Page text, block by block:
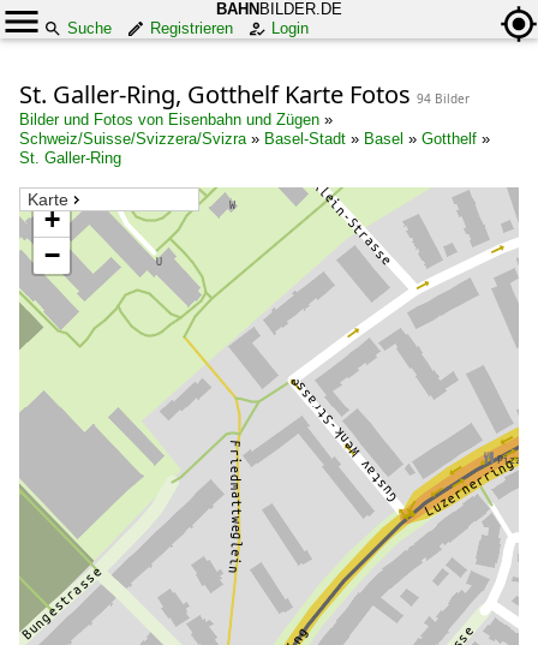
BAHN BILDER.DE
Suche
Registrieren Login
St. Galler-Ring, Gotthelf Karte Fotos 94 Bilder
Bilder und Fotos von Eisenbahn und Zügen »
Schweiz/Suisse/Svizzera/Svizra» Basel-Stadt » Basel » Gotthelf »
St. Galler-Ring
Karte
+
−